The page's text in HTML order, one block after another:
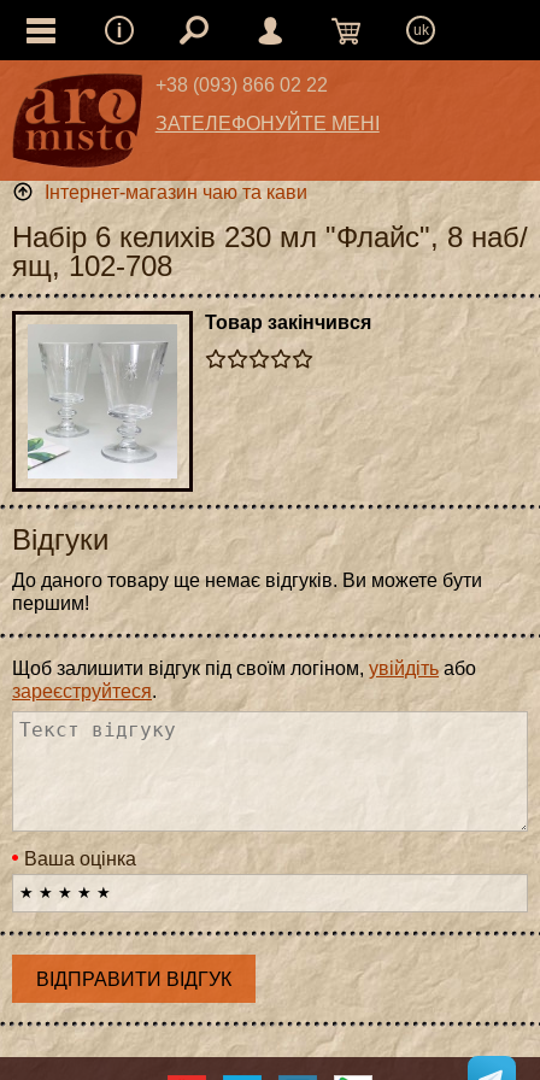
uk
+38 (093) 866 02 22
ЗАТЕЛЕФОНУЙТЕ МЕНІ
Інтернет-магазин чаю та кави
Набір 6 келихів 230 мл "Флайс", 8 наб/
ящ, 102-708
Товар закінчився
Відгуки
До даного товару ще немає відгуків. Ви можете бути
першим!
Щоб залишити відгук під своїм логіном, увійдіть або
зареєструйтеся.
Ваша оцінка